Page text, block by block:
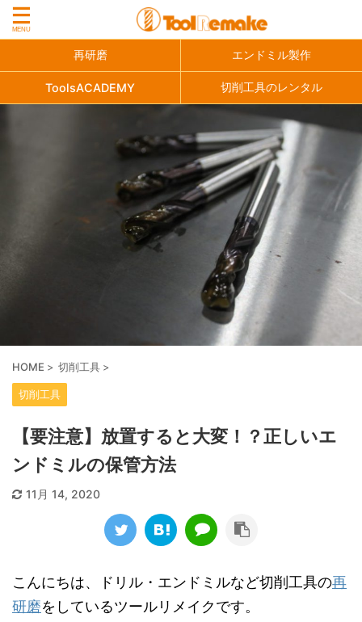
再研磨 エンドミル製作
ToolsACADEMY 切削工具のレンタル
HOME > 切削工具 >
切削工具
【要注意】放置すると大変！？正しいエ
ンドミルの保管方法
11月 14, 2020
こんにちは、ドリル・エンドミルなど切削工具の再
研磨をしているツールリメイクです。